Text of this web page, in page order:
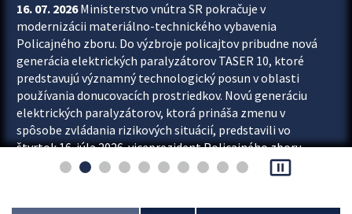
16. 07. 2026Ministerstvo vnútra SR pokračuje v
modernizácii materiálno-technického vybavenia
Policajného zboru. Do výzbroje policajtov pribudne nová
generácia elektrických paralyzátorov TASER 10, ktoré
predstavujú významný technologický posun v oblasti
používania donucovacích prostriedkov. Novú generáciu
elektrických paralyzátorov, ktorá prináša zmenu v
spôsobe zvládania rizikových situácií, predstavili vo
štvrtok 16. júla 2026 viceprezident Policajného zboru
Rastislav Polakovič a riaditeľ odboru výcviku...
pause_presentation